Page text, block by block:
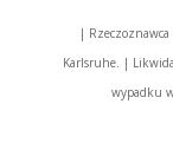
|
Karlsruhe. |
wypadku